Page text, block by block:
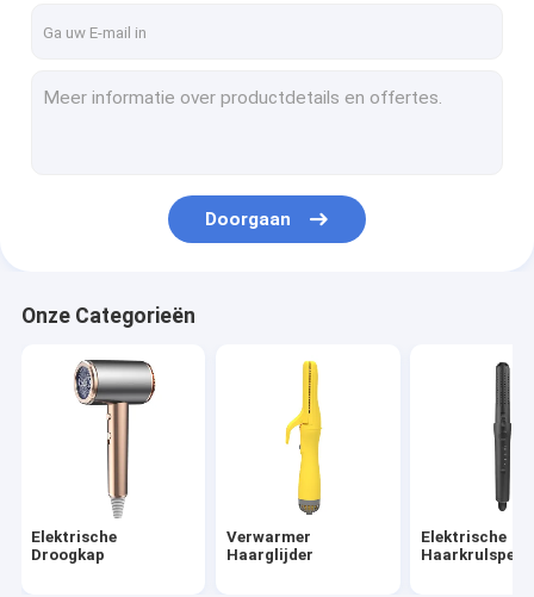
Elektrische Haarkrulspeld
Hoge snelheidsdroogkap
Multifunktioneel haarstylingmiddel
Doorgaan
Onze Categorieën
Elektrische
Droogkap
Verwarmer
Haarglijder
Elektrische
Haarkrulspeld